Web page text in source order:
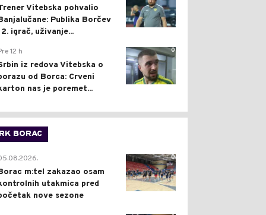
Vitebska pohvalio
Publika Borčev
igrač, uživanje...
0
12 h
iz redova Vitebska o
od Borca: Crveni
nas je poremet...
RK BORAC
0
m:tel zakazao osam
utakmica pred
nove sezone